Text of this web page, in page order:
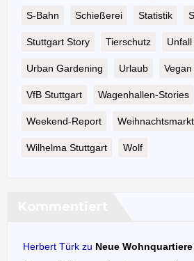
S-Bahn Schießerei Statistik
Stuttgart Story Tierschutz Unfall
Urban Gardening Urlaub Vegan
VfB Stuttgart Wagenhallen-Stories
Weekend-Report Weihnachtsmarkt
Wilhelma Stuttgart Wolf
Herbert Türk zu Neue